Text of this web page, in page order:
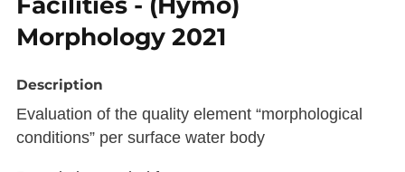
Morphology 2021
Description
Evaluation of the quality element “morphological
conditions” per surface water body